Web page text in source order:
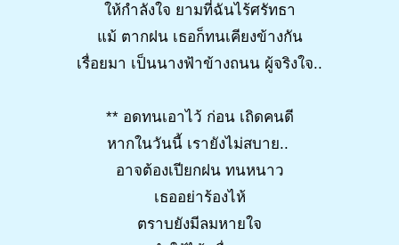
ให้กำลังใจ ยามที่ฉันไร้ศรัทธา
แม้ ตากฝน เธอก็ทนเคียงข้างกัน
เรื่อยมา เป็นนางฟ้าข้างถนน ผู้จริงใจ..
** อดทนเอาไว้ ก่อน เถิดคนดี
หากในวันนี้ เรายังไม่สบาย..
อาจต้องเปียกฝน ทนหนาว
เธออย่าร้องไห้
ตราบยังมีลมหายใจ